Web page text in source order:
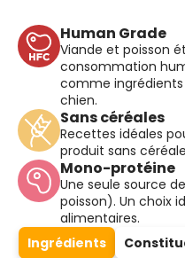
Human Grade
Viande et poisson
consommation
comme
chien.
Sans céréales
Recettes idéales
produit sans
Mono-protéine
Une seule source
poisson). Un choix
alimentaires.
Ingrédients